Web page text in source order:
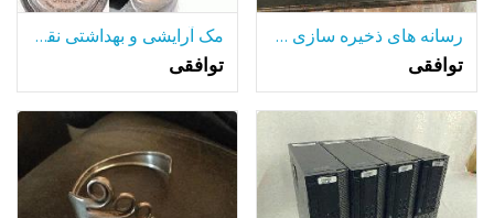
رسانه های ذخیره سازی همه فن حریف (دی وی دی, سی دی, و غیره.) و موارد جواهر/آستین
توافقی
مک آرایشی و بهداشتی نقاشی سایه گلدان
توافقی